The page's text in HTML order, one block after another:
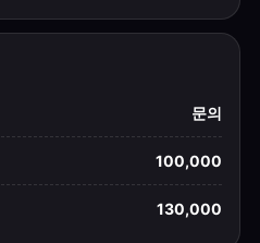
문의
100,000
130,000